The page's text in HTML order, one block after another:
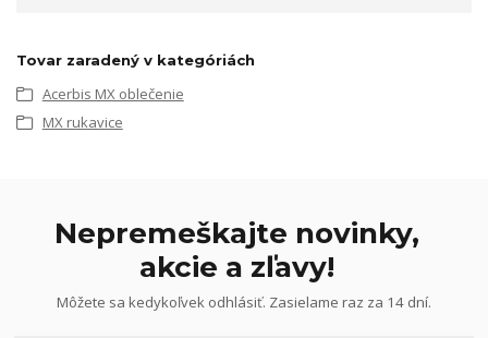
Tovar zaradený v kategóriách
Acerbis MX oblečenie
MX rukavice
Nepremeškajte novinky,
akcie a zľavy!
Môžete sa kedykoľvek odhlásiť. Zasielame raz za 14 dní.